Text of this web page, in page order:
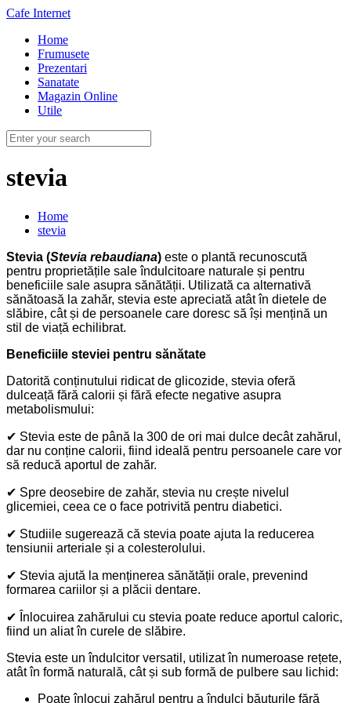
Cafe Internet
Home
Frumusete
Prezentari
Sanatate
Magazin Online
Utile
stevia
Home
stevia
Stevia (Stevia rebaudiana) este o plantă recunoscută
pentru proprietățile sale îndulcitoare naturale și pentru
beneficiile sale asupra sănătății. Utilizată ca alternativă
sănătoasă la zahăr, stevia este apreciată atât în dietele de
slăbire, cât și de persoanele care doresc să își mențină un
stil de viață echilibrat.
Beneficiile steviei pentru sănătate
Datorită conținutului ridicat de glicozide, stevia oferă
dulceață fără calorii și fără efecte negative asupra
metabolismului:
✔ Stevia este de până la 300 de ori mai dulce decât zahărul,
dar nu conține calorii, fiind ideală pentru persoanele care vor
să reducă aportul de zahăr.
✔ Spre deosebire de zahăr, stevia nu crește nivelul
glicemiei, ceea ce o face potrivită pentru diabetici.
✔ Studiile sugerează că stevia poate ajuta la reducerea
tensiunii arteriale și a colesterolului.
✔ Stevia ajută la menținerea sănătății orale, prevenind
formarea cariilor și a plăcii dentare.
✔ Înlocuirea zahărului cu stevia poate reduce aportul caloric,
fiind un aliat în curele de slăbire.
Stevia este un îndulcitor versatil, utilizat în numeroase rețete,
atât în formă naturală, cât și sub formă de pulbere sau lichid:
Poate înlocui zahărul pentru a îndulci băuturile fără